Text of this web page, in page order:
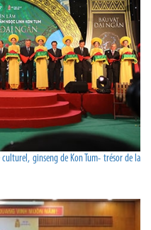
ginseng de Kon Tum- trésor de la